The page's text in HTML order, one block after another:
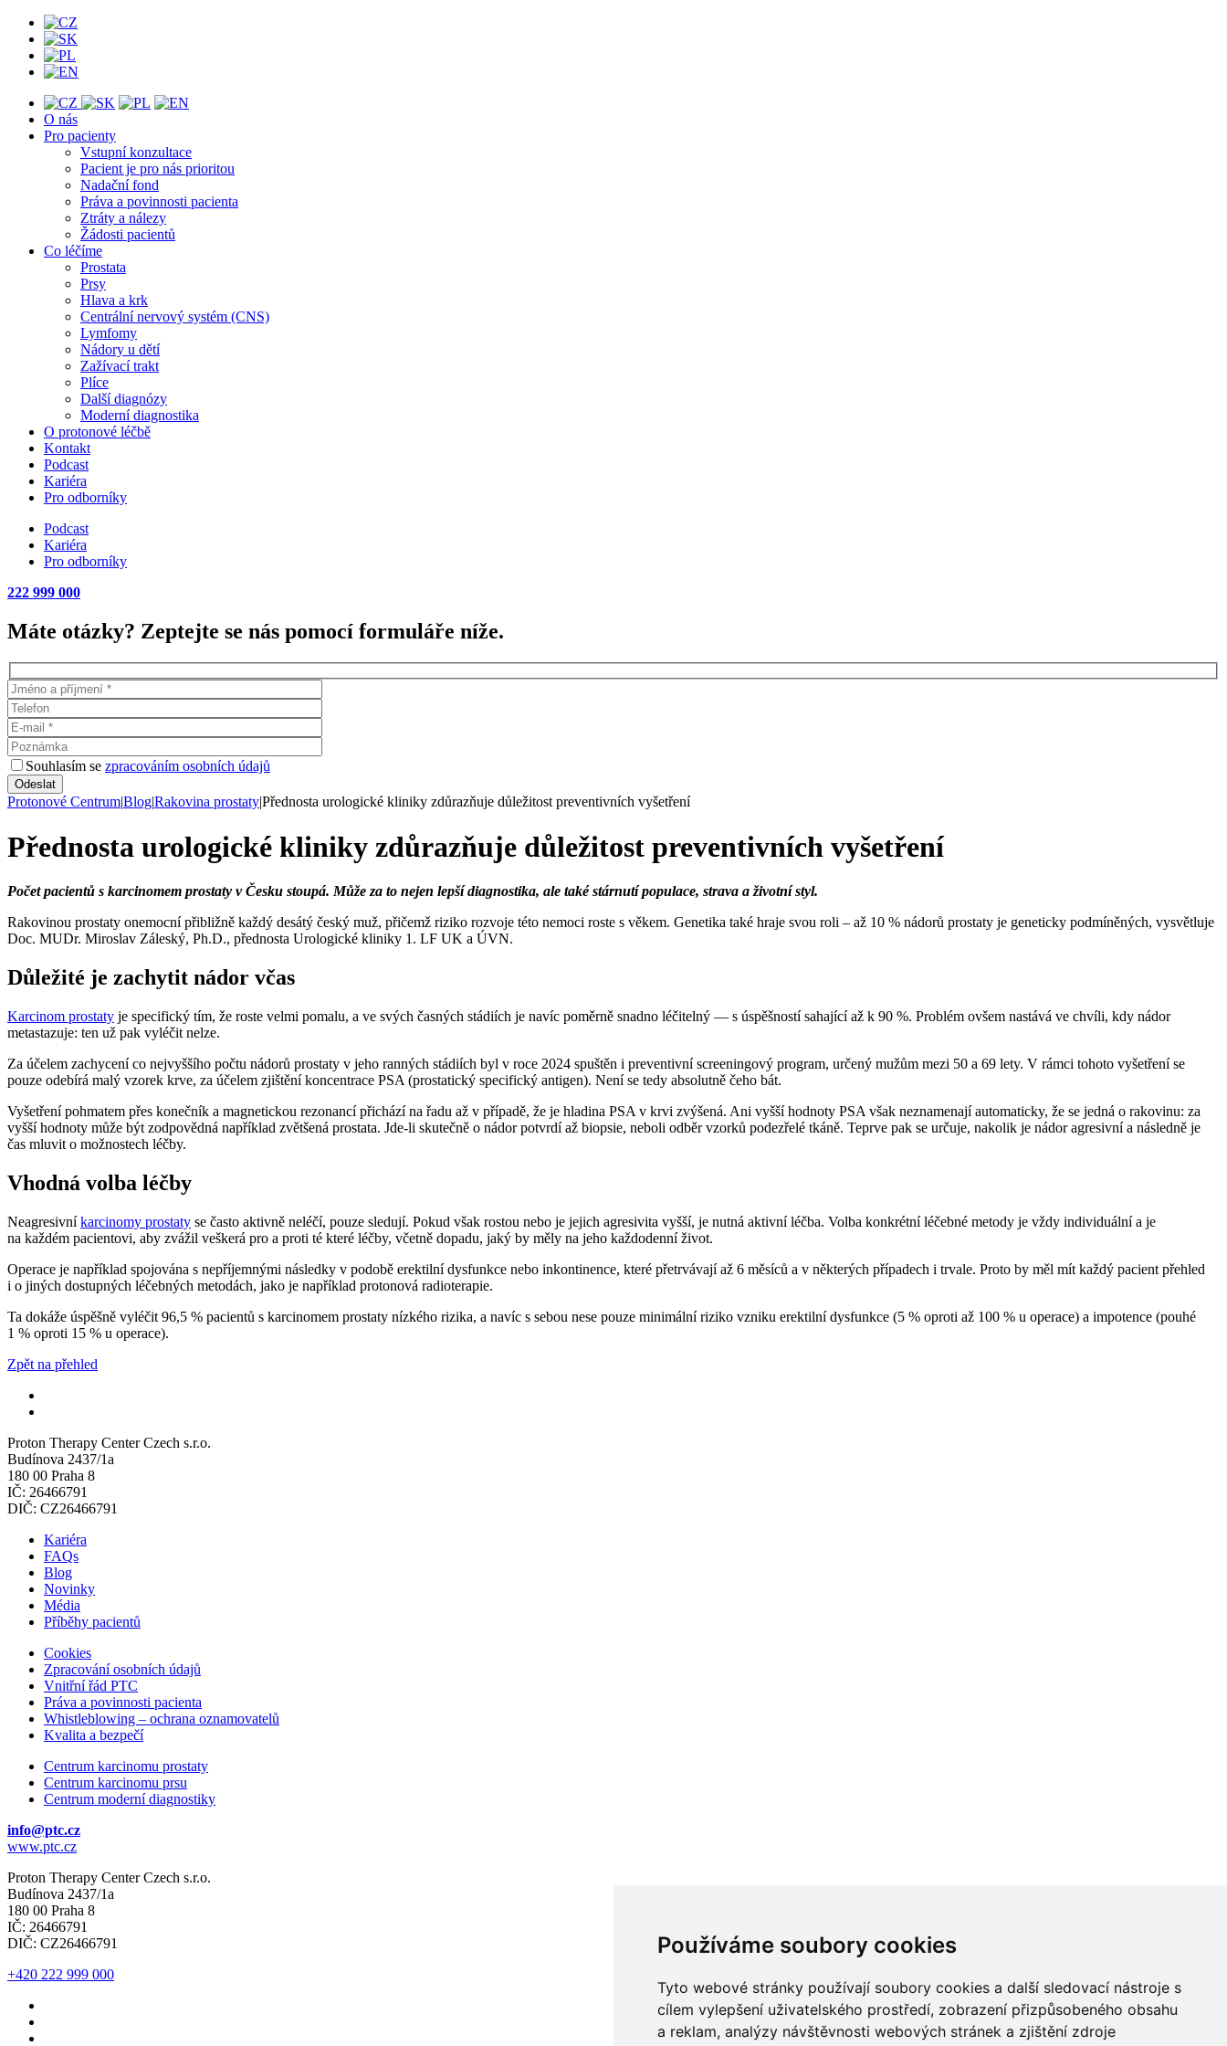
Používáme soubory cookies
Tyto webové stránky používají soubory cookies a další sledovací nástroje s
cílem vylepšení uživatelského prostředí, zobrazení přizpůsobeného obsahu
a reklam, analýzy návštěvnosti webových stránek a zjištění zdroje
O nás
Pro pacienty
Vstupní konzultace
Pacient je pro nás prioritou
Nadační fond
Práva a povinnosti pacienta
Ztráty a nálezy
Žádosti pacientů
Co léčíme
Prostata
Prsy
Hlava a krk
Centrální nervový systém (CNS)
Lymfomy
Nádory u dětí
Zažívací trakt
Plíce
Další diagnózy
Moderní diagnostika
O protonové léčbě
Kontakt
Podcast
Kariéra
Pro odborníky
Podcast
Kariéra
Pro odborníky
222 999 000
Máte otázky? Zeptejte se nás pomocí formuláře níže.
Souhlasím se zpracováním osobních údajů
Protonové Centrum|Blog|Rakovina prostaty|Přednosta urologické kliniky zdůrazňuje důležitost preventivních vyšetření
Přednosta urologické kliniky zdůrazňuje důležitost preventivních vyšetření
Počet pacientů s karcinomem prostaty v Česku stoupá. Může za to nejen lepší diagnostika, ale také stárnutí populace, strava a životní styl.
Rakovinou prostaty onemocní přibližně každý desátý český muž, přičemž riziko rozvoje této nemoci roste s věkem. Genetika také hraje svou roli – až 10 % nádorů prostaty je geneticky podmíněných, vysvětluje
Doc. MUDr. Miroslav Záleský, Ph.D., přednosta Urologické kliniky 1. LF UK a ÚVN.
Důležité je zachytit nádor včas
Karcinom prostaty je specifický tím, že roste velmi pomalu, a ve svých časných stádiích je navíc poměrně snadno léčitelný — s úspěšností sahající až k 90 %. Problém ovšem nastává ve chvíli, kdy nádor
metastazuje: ten už pak vyléčit nelze.
Za účelem zachycení co nejvyššího počtu nádorů prostaty v jeho ranných stádiích byl v roce 2024 spuštěn i preventivní screeningový program, určený mužům mezi 50 a 69 lety. V rámci tohoto vyšetření se
pouze odebírá malý vzorek krve, za účelem zjištění koncentrace PSA (prostatický specifický antigen). Není se tedy absolutně čeho bát.
Vyšetření pohmatem přes konečník a magnetickou rezonancí přichází na řadu až v případě, že je hladina PSA v krvi zvýšená. Ani vyšší hodnoty PSA však neznamenají automaticky, že se jedná o rakovinu: za
vyšší hodnoty může být zodpovědná například zvětšená prostata. Jde-li skutečně o nádor potvrdí až biopsie, neboli odběr vzorků podezřelé tkáně. Teprve pak se určuje, nakolik je nádor agresivní a následně je
čas mluvit o možnostech léčby.
Vhodná volba léčby
Neagresivníkarcinomy prostaty se často aktivně neléčí, pouze sledují. Pokud však rostou nebo je jejich agresivita vyšší, je nutná aktivní léčba. Volba konkrétní léčebné metody je vždy individuální a je
na každém pacientovi, aby zvážil veškerá pro a proti té které léčby, včetně dopadu, jaký by měly na jeho každodenní život.
Operace je například spojována s nepříjemnými následky v podobě erektilní dysfunkce nebo inkontinence, které přetrvávají až 6 měsíců a v některých případech i trvale. Proto by měl mít každý pacient přehled
i o jiných dostupných léčebných metodách, jako je například protonová radioterapie.
Ta dokáže úspěšně vyléčit 96,5 % pacientů s karcinomem prostaty nízkého rizika, a navíc s sebou nese pouze minimální riziko vzniku erektilní dysfunkce (5 % oproti až 100 % u operace) a impotence (pouhé
1 % oproti 15 % u operace).
Zpět na přehled
Proton Therapy Center Czech s.r.o.
Budínova 2437/1a
180 00 Praha 8
IČ: 26466791
DIČ: CZ26466791
Kariéra
FAQs
Blog
Novinky
Média
Příběhy pacientů
Cookies
Zpracování osobních údajů
Vnitřní řád PTC
Práva a povinnosti pacienta
Whistleblowing – ochrana oznamovatelů
Kvalita a bezpečí
Centrum karcinomu prostaty
Centrum karcinomu prsu
Centrum moderní diagnostiky
info@ptc.cz
www.ptc.cz
Proton Therapy Center Czech s.r.o.
Budínova 2437/1a
180 00 Praha 8
IČ: 26466791
DIČ: CZ26466791
+420 222 999 000